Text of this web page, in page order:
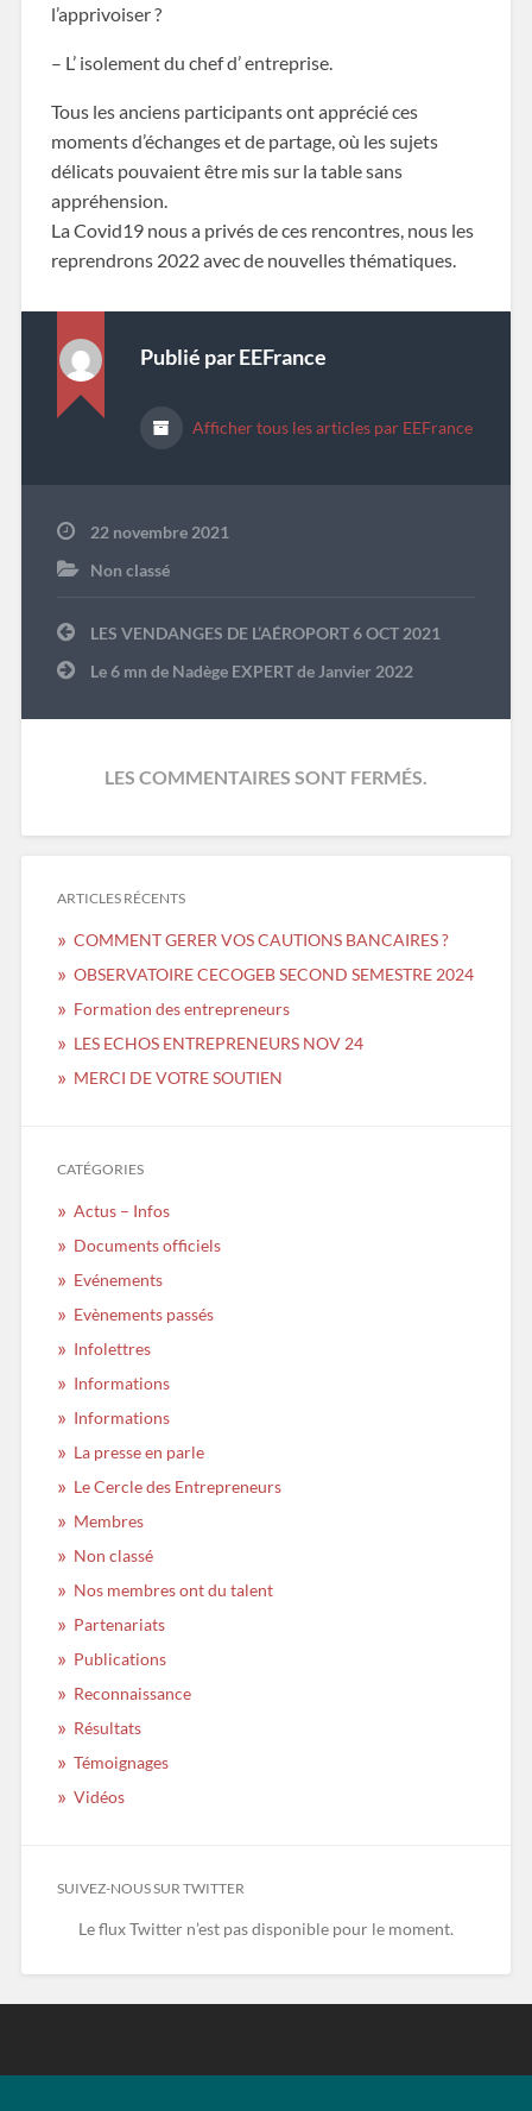
l’apprivoiser ?
– L’ isolement du chef d’ entreprise.
Tous les anciens participants ont apprécié ces
moments d’échanges et de partage, où les sujets
délicats pouvaient être mis sur la table sans
appréhension.
La Covid19 nous a privés de ces rencontres, nous les
reprendrons 2022 avec de nouvelles thématiques.
Publié parEEFrance
Afficher tous les articles par EEFrance
22 novembre 2021
Non classé
Navigation
de
l’article
LES VENDANGES DE L’AÉROPORT 6 OCT 2021
Le 6 mn de Nadège EXPERT de Janvier 2022
LES COMMENTAIRES SONT FERMÉS.
ARTICLES RÉCENTS
COMMENT GERER VOS CAUTIONS BANCAIRES ?
OBSERVATOIRE CECOGEB SECOND SEMESTRE 2024
Formation des entrepreneurs
LES ECHOS ENTREPRENEURS NOV 24
MERCI DE VOTRE SOUTIEN
CATÉGORIES
Actus – Infos
Documents officiels
Evénements
Evènements passés
Infolettres
Informations
Informations
La presse en parle
Le Cercle des Entrepreneurs
Membres
Non classé
Nos membres ont du talent
Partenariats
Publications
Reconnaissance
Résultats
Témoignages
Vidéos
SUIVEZ-NOUS SUR TWITTER
Le flux Twitter n’est pas disponible pour le moment.